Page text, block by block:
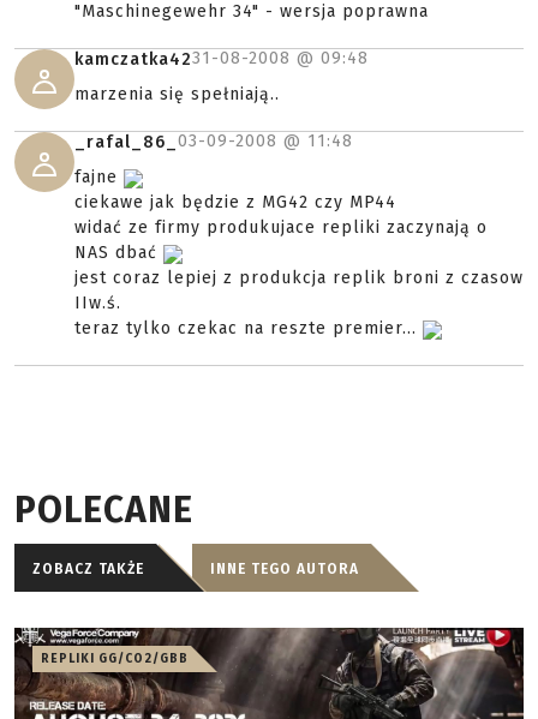
"Maschinegewehr 34" - wersja poprawna
kamczatka4231-08-2008 @ 09:48
marzenia się spełniają..
_rafal_86_ 03-09-2008 @ 11:48
fajne
ciekawe jak będzie z MG42 czy MP44
widać ze firmy produkujace repliki zaczynają o
NAS dbać
jest coraz lepiej z produkcja replik broni z czasow
IIw.ś.
teraz tylko czekac na reszte premier...
POLECANE
ZOBACZ TAKŻE INNE TEGO AUTORA
REPLIKI GG/CO2/GBB